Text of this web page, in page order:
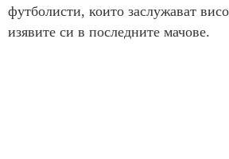
футболисти, които заслужават
изявите си в последните мачове.